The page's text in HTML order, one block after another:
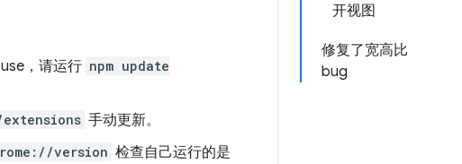
开视图
修复了宽高比
bug
，请运行 npm update
手动更新。
version 检查自己运行的是